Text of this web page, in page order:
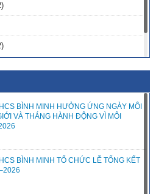
BÌNH MINH HƯỞNG ỨNG NGÀY MÔI
VÀ THÁNG HÀNH ĐỘNG VÌ MÔI
BÌNH MINH TỔ CHỨC LỄ TỔNG KẾT